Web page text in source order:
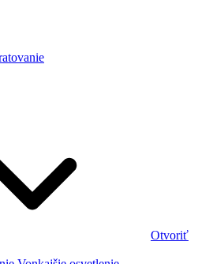
Otvoriť